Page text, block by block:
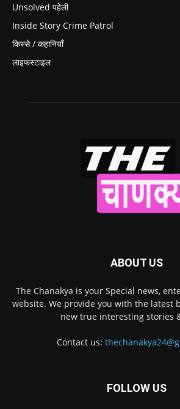
Unsolved पहेली
Inside Story Crime Patrol
किस्से / कहानियाँ
लाइफस्टाइल
ABOUT US
The Chanakya is your Special news,
website. We provide you with the latest
new true interesting stories
Contact us:
FOLLOW US